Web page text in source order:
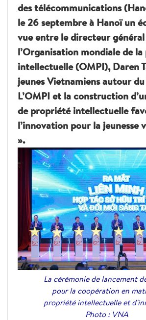
des télécommunications
le 26 septembre à Hanoï un
vue entre le directeur
l’Organisation mondiale de
intellectuelle (OMPI), Daren
jeunes Vietnamiens autour
L’OMPI et la construction
de propriété intellectuelle
l’innovation pour la jeunesse
».
La cérémonie de lancement
pour la coopération en
propriété intellectuelle et
Photo : VNA